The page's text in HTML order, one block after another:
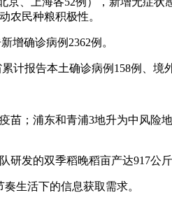
农民种粮积极性。
增确诊病例2362例。
计报告本土确诊病例158例、境
苗；浦东和青浦3地升为中风
发的双季稻晚稻亩产达917公
生活下的信息获取需求。